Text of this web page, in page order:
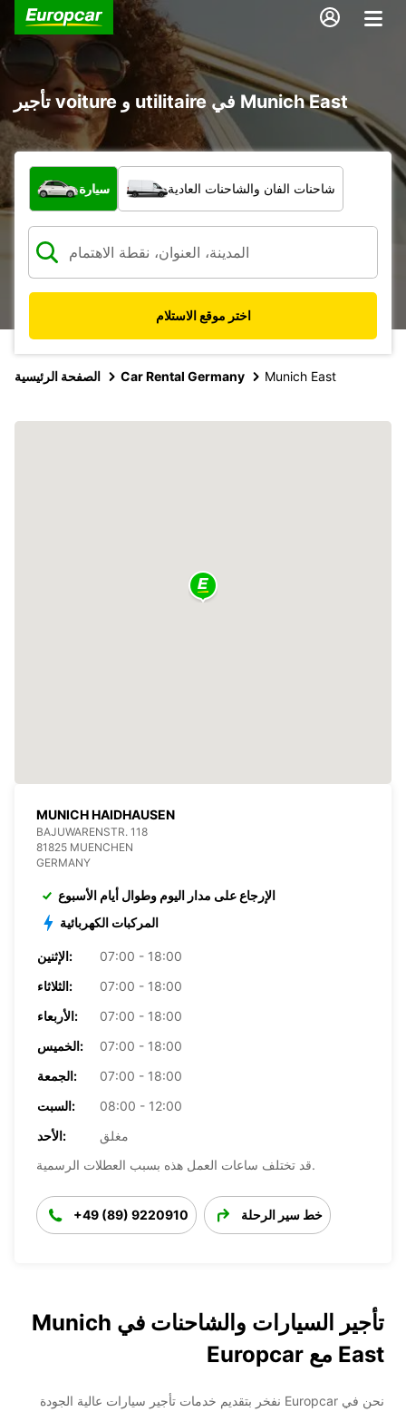
تأجير voiture و utilitaire في Munich East
ما نوع المركبة؟
سيارة شاحنات الفان والشاحنات العادية
اختر موقع الاستلام
الصفحة الرئيسية Car Rental Germany Munich East
MUNICH HAIDHAUSEN
BAJUWARENSTR. 118
81825 MUENCHEN
GERMANY
الإرجاع على مدار اليوم وطوال أيام الأسبوع
المركبات الكهربائية
الإثنين:
07:00 - 18:00
الثلاثاء:
07:00 - 18:00
الأربعاء:
07:00 - 18:00
الخميس:
07:00 - 18:00
الجمعة:
07:00 - 18:00
السبت:
08:00 - 12:00
الأحد:
مغلق
قد تختلف ساعات العمل هذه بسبب العطلات الرسمية.
+49 (89) 9220910 خط سير الرحلة
تأجير السيارات والشاحنات في Munich
East مع Europcar
نحن في Europcar نفخر بتقديم خدمات تأجير سيارات عالية الجودة